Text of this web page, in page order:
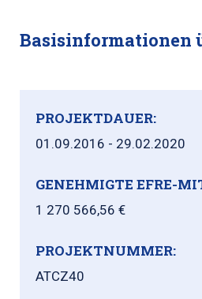
Basisinformationen
PROJEKTDAUER:
01.09.2016 - 29.02.2020
GENEHMIGTE EFRE-
1 270 566,56 €
PROJEKTNUMMER:
ATCZ40